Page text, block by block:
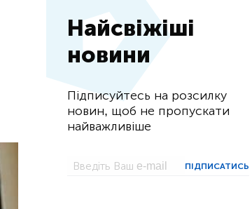
Найсвіжіші
новини
Підписуйтесь на розсилку
новин, щоб не пропускати
найважливіше
ПІДПИСАТИСЬ